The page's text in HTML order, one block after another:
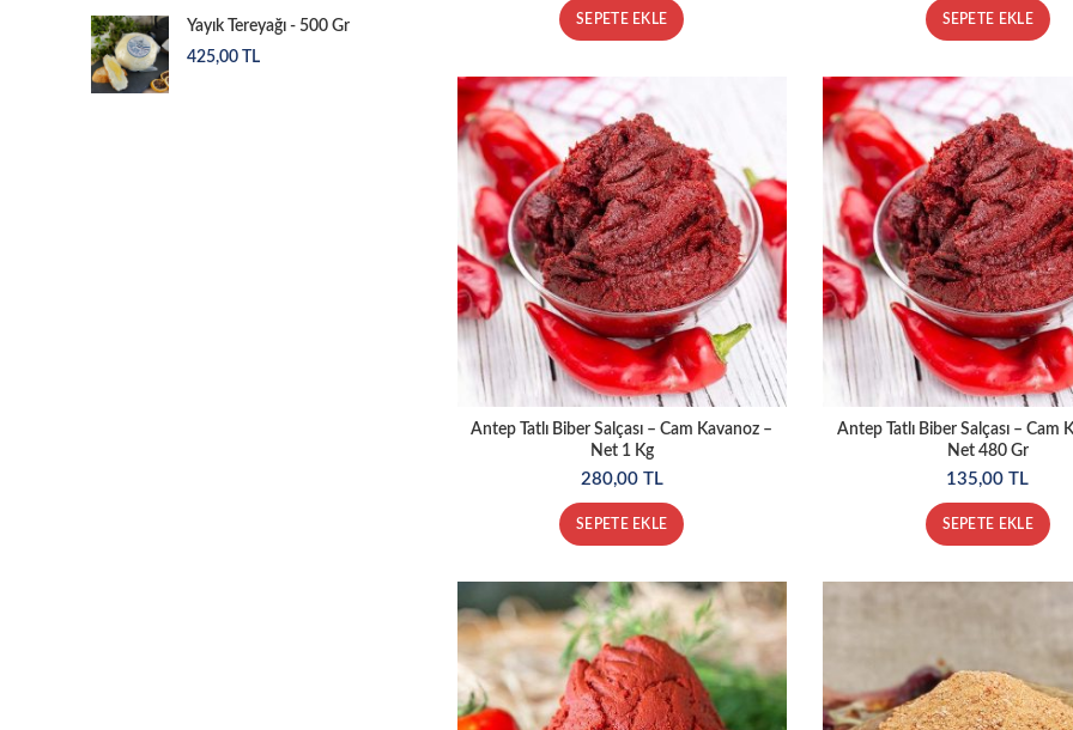
SEPETE EKLE SEPETE EKLE
Antep Tatlı Biber Salçası – Cam Kavanoz –
Net 1 Kg
280,00 TL
SEPETE EKLE
Antep Tatlı Biber Salçası – Cam
Net 480 Gr
135,00TL
SEPETE EKLE
Yayık Tereyağı - 500 Gr
425,00
TL